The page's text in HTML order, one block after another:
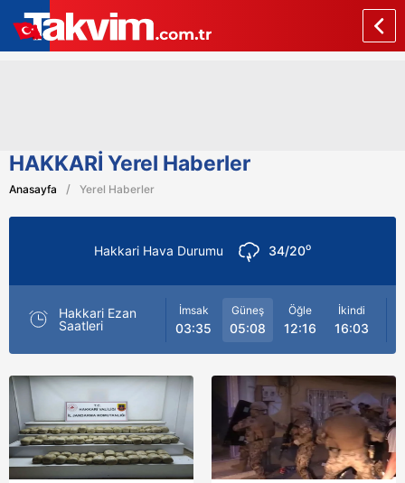
HAKKARİ Yerel Haberler
Anasayfa Yerel Haberler
Hakkari Hava Durumu 34/20o
Hakkari Ezan
Saatleri
İmsak
03:35
Güneş
05:08
Öğle
12:16
İkindi
16:03